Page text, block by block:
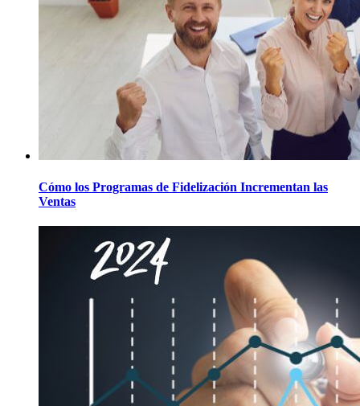
Cómo los Programas de Fidelización Incrementan las
Ventas